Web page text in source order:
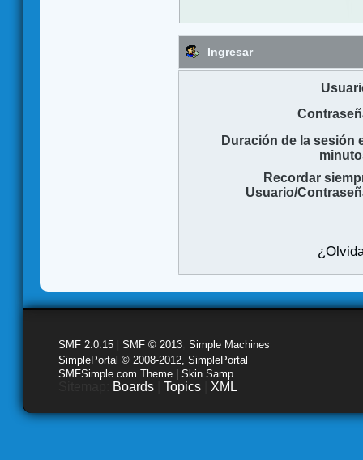
Ingresar
Duración de la sesión
Recordar
Usuario/
SMF 2.0.15 SMF © 2013 Simple Machines
SimplePortal © 2008-2012, SimplePortal
SMFSimple.com Theme | Skin Samp
Boards Topics XML